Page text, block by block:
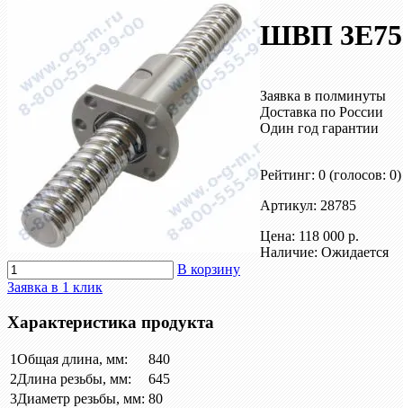
ШВП
Заявка в полминуты
Доставка по России
Один год гарантии
Рейтинг: 0 (голосов: 0)
Артикул: 28785
Цена: 118 000 р.
Наличие: Ожидается
В корзину
Заявка в 1 клик
Характеристика продукта
1Общая длина, мм:
840
2Длина резьбы, мм:
645
3Диаметр резьбы, мм: 80